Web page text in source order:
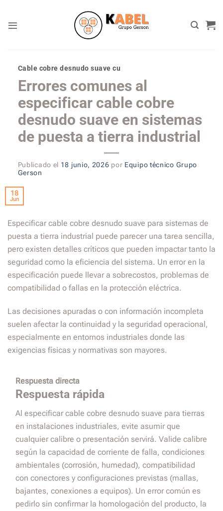
content
Cable cobre desnudo suave cu
Errores comunes al
especificar cable cobre
desnudo suave en sistemas
de puesta a tierra industrial
Publicado el 18 junio, 2026 por Equipo técnico Grupo
Gerson
18
Jun
Especificar cable cobre desnudo suave para sistemas de
puesta a tierra industrial puede parecer una tarea sencilla,
pero existen detalles críticos que pueden impactar tanto la
seguridad como la eficiencia del sistema. Un error en la
especificación puede llevar a sobrecostos, problemas de
compatibilidad o fallas en la protección eléctrica.
Las decisiones apuradas o con información incompleta
suelen afectar la continuidad y la seguridad operacional,
especialmente en entornos industriales donde las
exigencias físicas y normativas son mayores.
Respuesta directa
Respuesta rápida
Al especificar cable cobre desnudo suave para tierras
en instalaciones industriales, evite asumir que
cualquier calibre o presentación servirá. Valide calibre
según la capacidad de corriente de falla, condiciones
ambientales (corrosión, humedad), compatibilidad
con conectores y configuraciones previstas (mallas,
bajantes, conexiones a equipos). Un error común es
pedirlo sin confirmar la homologación del producto, la